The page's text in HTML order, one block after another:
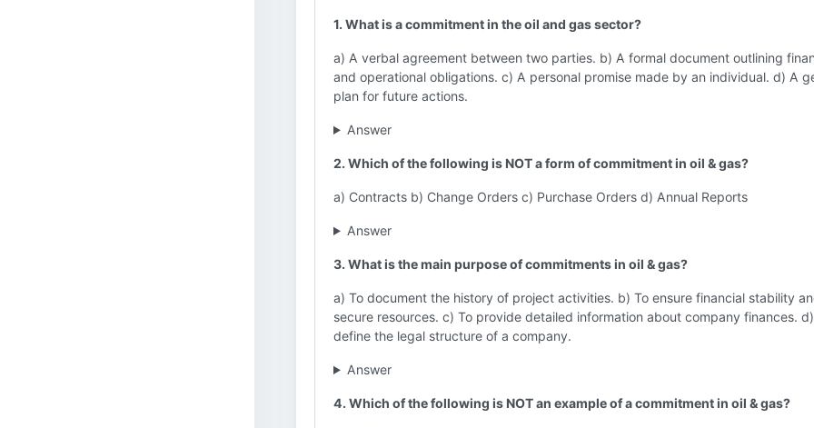
1. What is a commitment in the oil and gas sector?
a) A verbal agreement between two parties. b) A formal document outlining
and operational obligations. c) A personal promise made by an individual. d) A
plan for future actions.
Answer
2. Which of the following is NOT a form of commitment in oil & gas?
a) Contracts b) Change Orders c) Purchase Orders d) Annual Reports
Answer
3. What is the main purpose of commitments in oil & gas?
a) To document the history of project activities. b) To ensure financial stability
secure resources. c) To provide detailed information about company finances.
define the legal structure of a company.
Answer
4. Which of the following is NOT an example of a commitment in oil & gas?